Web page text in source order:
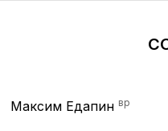
Максим Едапин вр